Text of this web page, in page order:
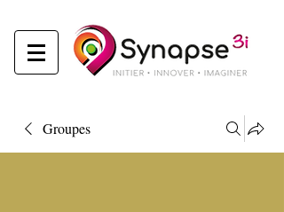
Groupes